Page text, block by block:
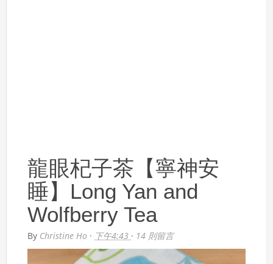
龍眼杞子茶【寧神安
睡】Long Yan and
Wolfberry Tea
By Christine Ho · 下午4:43 · 14 則留言